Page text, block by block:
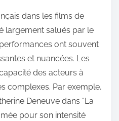
dans les films de
largement salués par le
ont souvent
et nuancées. Les
des acteurs à
complexes. Par exemple,
Deneuve dans “La
pour son intensité